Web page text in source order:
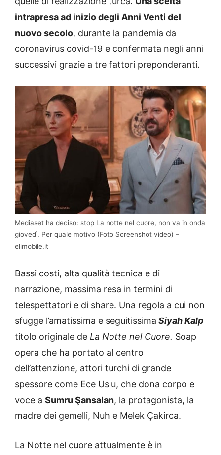
intrapresa ad inizio degli Anni Venti del
nuovo secolo, durante la pandemia da
coronavirus covid-19 e confermata negli anni
successivi grazie a tre fattori preponderanti.
Mediaset ha deciso: stop La notte nel cuore, non va in onda
giovedì. Per quale motivo (Foto Screenshot video) –
elimobile.it
Bassi costi, alta qualità tecnica e di
narrazione, massima resa in termini di
telespettatori e di share. Una regola a cui non
sfugge l’amatissima e seguitissima Siyah Kalp
titolo originale de La Notte nel Cuore. Soap
opera che ha portato al centro
dell’attenzione, attori turchi di grande
spessore come Ece Uslu, che dona corpo e
voce a Sumru Şansalan, la protagonista, la
madre dei gemelli, Nuh e Melek Çakirca.
La Notte nel cuore attualmente è in